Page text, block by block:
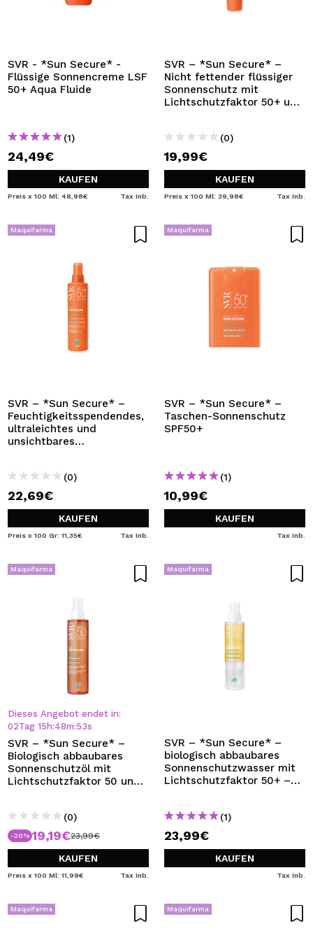
SVR - *Sun Secure* -
Flüssige Sonnencreme LSF
50+ Aqua Fluide
(1)
24,49€
KAUFEN
Preis x 100 Ml: 48,98€ Tax Inb.
SVR – *Sun Secure* –
Nicht fettender flüssiger
Sonnenschutz mit
Lichtschutzfaktor 50+ und
(0)
19,99€
KAUFEN
Preis x 100 Ml: 39,98€ Tax Inb.
Maquifarma
SVR – *Sun Secure* –
Feuchtigkeitsspendendes,
ultraleichtes und
unsichtbares
(0)
22,69€
KAUFEN
Preis x 100 Gr: 11,35€ Tax Inb.
Maquifarma
SVR – *Sun Secure* –
Taschen-Sonnenschutz
SPF50+
(1)
10,99€
KAUFEN
Tax Inb.
Maquifarma
Dieses Angebot endet in:
02Tag 15 h:48m:52s
SVR – *Sun Secure* –
Biologisch abbaubares
Sonnenschutzöl mit
Lichtschutzfaktor 50 und
(0)
-20% 19,19€23,99€
KAUFEN
Preis x 100 Ml: 11,99€ Tax Inb.
Maquifarma
SVR – *Sun Secure* –
biologisch abbaubares
Sonnenschutzwasser mit
Lichtschutzfaktor 50+ –
(1)
23,99€
KAUFEN
Tax Inb.
Maquifarma Maquifarma